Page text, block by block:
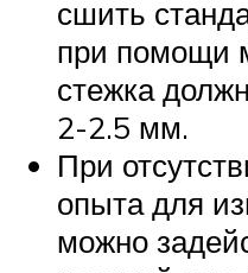
сшить
при помощи
стежка
2-2.5 мм.
При
опыта для
можно